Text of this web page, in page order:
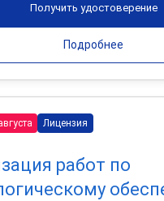
Получить удостоверение
Подробнее
Лицензия
работ по